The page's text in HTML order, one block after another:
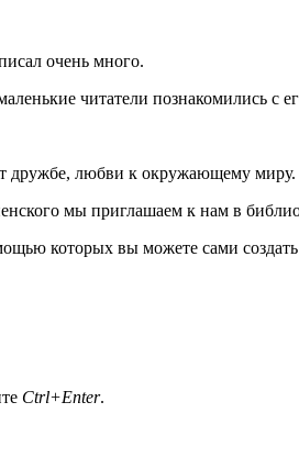
очень много.
читатели познакомились с
дружбе, любви к окружающему миру.
мы приглашаем к нам в
которых вы можете сами
Ctrl+Enter.